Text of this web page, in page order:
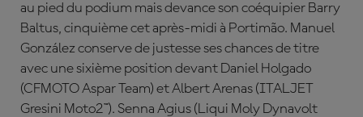
au pied du podium mais devance son coéquipier Barry
Baltus, cinquième cet après-midi à Portimão. Manuel
González conserve de justesse ses chances de titre
avec une sixième position devant Daniel Holgado
(CFMOTO Aspar Team) etAlbert Arenas (ITALJET
Gresini Moto2™). Senna Agius (Liqui Moly Dynavolt